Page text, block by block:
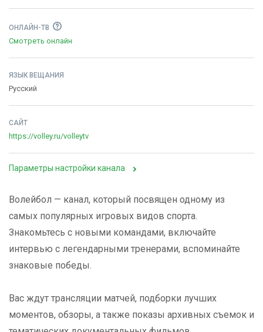
ОНЛАЙН-ТВ
Смотреть онлайн
ЯЗЫК ВЕЩАНИЯ
Русский
САЙТ
https://volley.ru/volleytv
Параметры настройки канала
Волейбол — канал, который посвящен одному из
самых популярных игровых видов спорта.
Знакомьтесь с новыми командами, включайте
интервью с легендарными тренерами, вспоминайте
знаковые победы.
Вас ждут трансляции матчей, подборки лучших
моментов, обзоры, а также показы архивных съемок и